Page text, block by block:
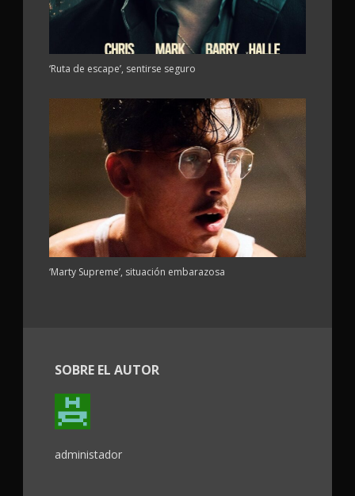
‘Ruta de escape’, sentirse seguro
‘Marty Supreme’, situación embarazosa
SOBRE EL AUTOR
administador